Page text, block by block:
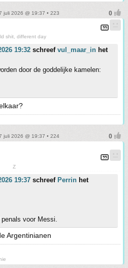
juli 2026 @ 19:37 • 223
shit, different day
19:32 schreef vul_maar_in het
door de goddelijke kamelen:
juli 2026 @ 19:37 • 224
Z
19:37 schreef Perrin het
voor Messi.
Argentinianen